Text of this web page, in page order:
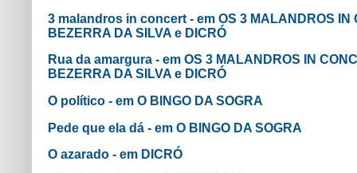
3 malandros in concert - em OS 3 MALANDROS IN
BEZERRA DA SILVA e DICRÓ
Rua da amargura - em OS 3 MALANDROS IN
BEZERRA DA SILVA e DICRÓ
O político - em O BINGO DA SOGRA
Pede que ela dá - em O BINGO DA SOGRA
O azarado - em DICRÓ